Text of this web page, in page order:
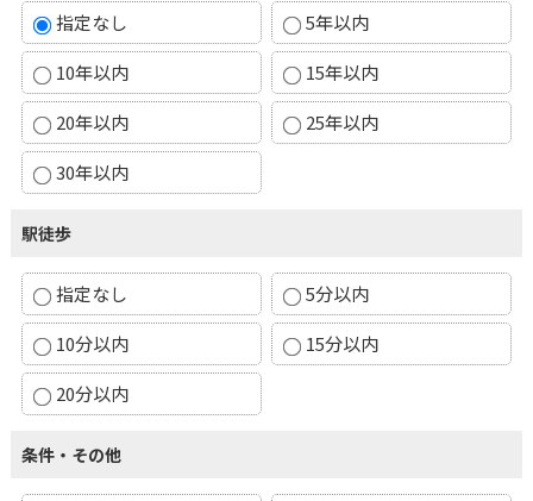
指定なし
5年以内
10年以内
15年以内
20年以内
25年以内
30年以内
駅徒歩
指定なし
5分以内
10分以内
15分以内
20分以内
条件・その他